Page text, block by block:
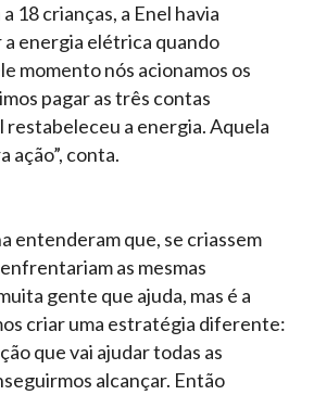
18 crianças, a Enel havia
energia elétrica quando
momento nós acionamos os
pagar as três contas
restabeleceu a energia. Aquela
ação”, conta.
entenderam que, se criassem
as mesmas
gente que ajuda, mas é a
criar uma estratégia diferente:
que vai ajudar todas as
alcançar. Então